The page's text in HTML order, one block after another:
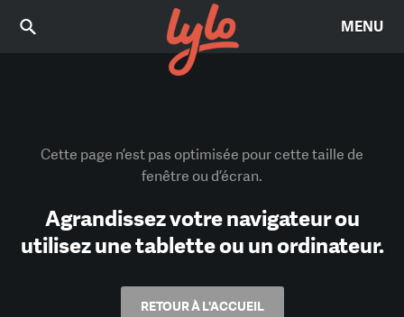
MENU
Cette page n’est pas optimisée pour cette taille de
fenêtre ou d’écran.
Agrandissez votre navigateur ou
utilisez une tablette ou un ordinateur.
RETOUR À L'ACCUEIL